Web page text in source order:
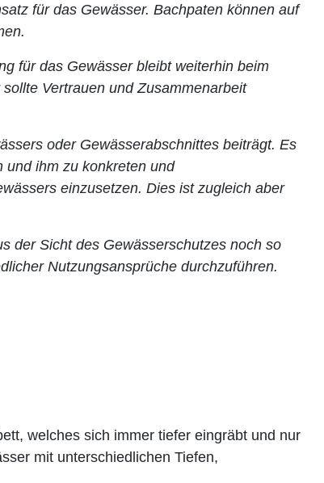
für das Gewässer. Bachpaten können auf
für das Gewässer bleibt weiterhin beim
Vertrauen und Zusammenarbeit
oder Gewässerabschnittes beiträgt. Es
und ihm zu konkreten und
einzusetzen. Dies ist zugleich aber
der Sicht des Gewässerschutzes noch so
Nutzungsansprüche durchzuführen.
welches sich immer tiefer eingräbt und nur
mit unterschiedlichen Tiefen,